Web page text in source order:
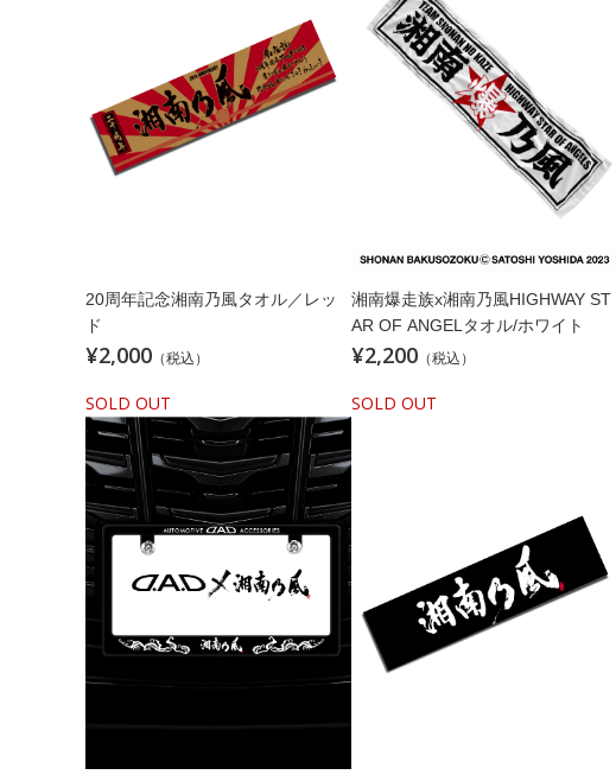
20周年記念湘南乃風タオル／レッ
ド
¥2,000 （税込）
SOLD OUT
湘南爆走族x湘南乃風HIGHWAY ST
AR OF ANGELタオル/ホワイト
¥2,200 （税込）
SOLD OUT